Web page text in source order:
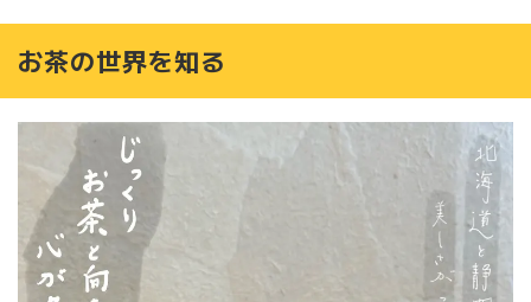
お茶の世界を知る